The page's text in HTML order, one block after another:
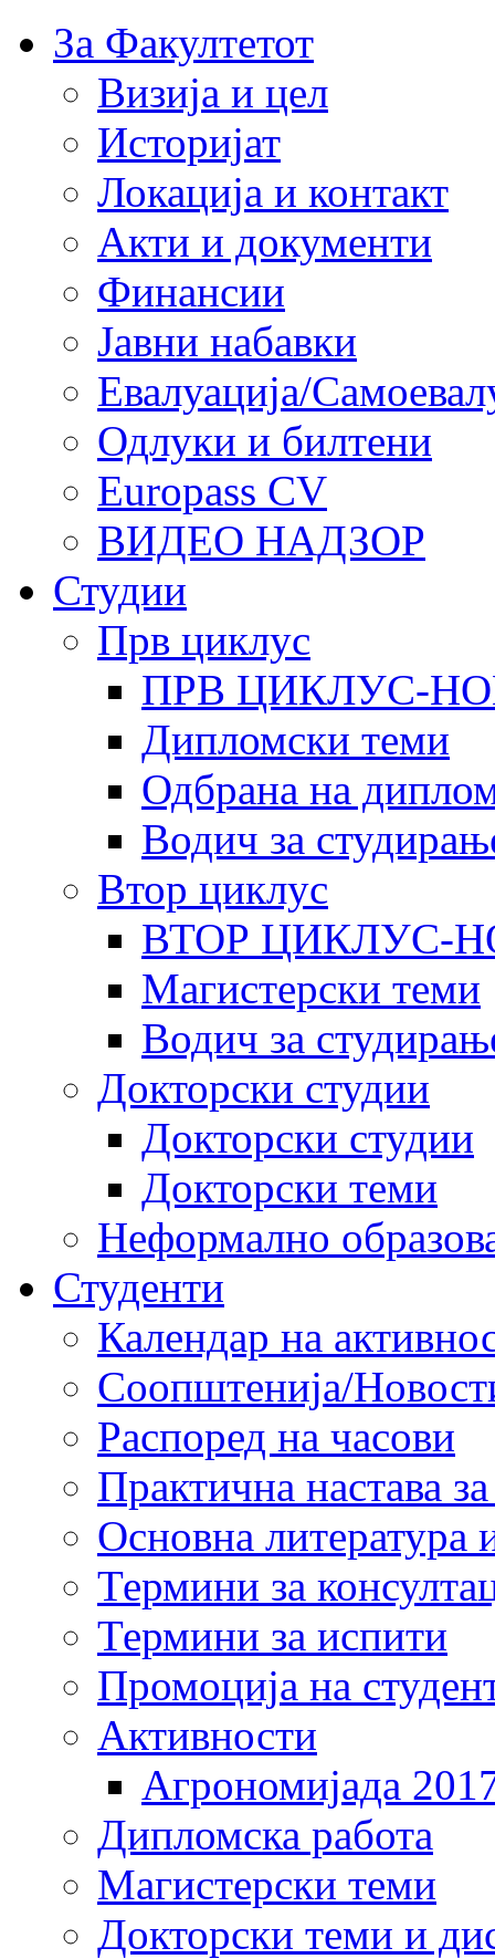
За Факултетот
Визија и цел
Историјат
Локација и контакт
Акти и документи
Финансии
Јавни набавки
Евалуација/
Одлуки и билтени
Europass CV
ВИДЕО НАДЗОР
Студии
Прв циклус
ПРВ ЦИКЛУС-
Дипломски теми
Одбрана на
Водич за
Втор циклус
ВТОР ЦИКЛУС-
Магистерски теми
Водич за
Докторски студии
Докторски студии
Докторски теми
Неформално
Студенти
Календар на
Соопштенија/
Распоред на часови
Практична настава
Основна литература
Термини за
Термини за испити
Промоција на
Активности
Агрономијада
Дипломска работа
Магистерски теми
Докторски теми и